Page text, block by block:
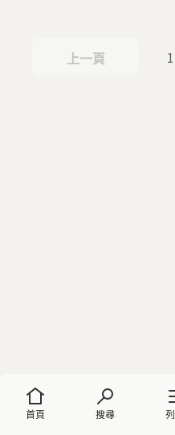
首頁 搜尋
上一頁
上一頁